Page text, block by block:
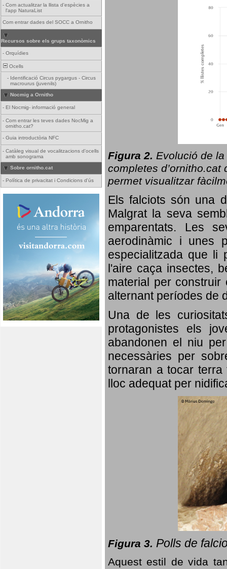
- Com actualitzar la llista d'espècies a
l'app NaturaList
Com entrar dades del SOCC a Ornitho
Recursos sobre els grups taxonòmics
- Orquídies
Ocells
- Identificació Circus pygargus - Circus
macrourus (juvenils)
Nocmig a Ornitho
- El Nocmig- informació general
- Com entrar les teves dades NocMig a
ornitho.cat?
- Guia introductòria NFC
- Catàleg visual de vocalitzacions d'ocells
amb sonograma
Sobre ornitho.cat
- Política de privacitat i Condicions d'ús
Figura 2. Evolució de la
completes d’ornitho.cat
permet visualitzar
Els falciots són una
Malgrat la seva
emparentats. Les
aerodinàmic i unes
especialitzada que li
l'aire caça insectes,
material per
alternant períodes de
Una de les
protagonistes els
abandonen el niu
necessàries per
tornaran a tocar
lloc adequat per
Figura 3. Polls de
Aquest estil de vida